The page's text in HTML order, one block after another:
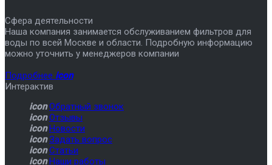
Сфера деятельности
Наша компания занимается обслуживанием фильтров для
воды по всей Москве и области. Подробную информацию
можно уточнить у менеджеров компании
Подробнее icon
Интерактив
icon Обратный звонок
icon Отзывы
icon Новости
icon Задать вопрос
icon Статьи
icon Наши работы